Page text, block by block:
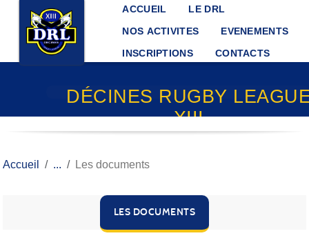
ACCUEIL
LE DRL
NOS ACTIVITES
EVENEMENTS
INSCRIPTIONS
CONTACTS
DÉCINES RUGBY
XIII
Accueil Les documents
LES DOCUMENTS
Panneau de gestion des cookies